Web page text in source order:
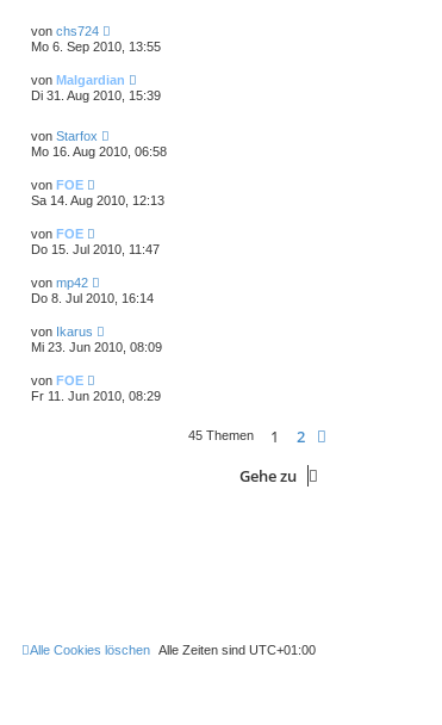
von chs724
Mo 6. Sep 2010, 13:55
von Malgardian
Di 31. Aug 2010, 15:39
von Starfox
Mo 16. Aug 2010, 06:58
von FOE
Sa 14. Aug 2010, 12:13
von FOE
Do 15. Jul 2010, 11:47
von mp42
Do 8. Jul 2010, 16:14
von Ikarus
Mi 23. Jun 2010, 08:09
von FOE
Fr 11. Jun 2010, 08:29
45 Themen 1 2
Gehe zu
Alle Zeiten sind UTC+01:00
Alle Cookies löschen